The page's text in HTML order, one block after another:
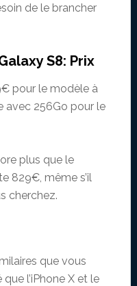
de le brancher
S8: Prix
pour le modèle à
avec 256Go pour le
plus que le
829€, même s’il
cherchez.
que vous
l’iPhone X et le